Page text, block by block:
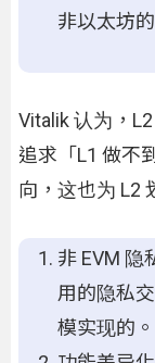
非以太坊
Vitalik 认为，
追求「L1 做不
向，这也为 L2
非 EVM
用的隐私
模实现的。